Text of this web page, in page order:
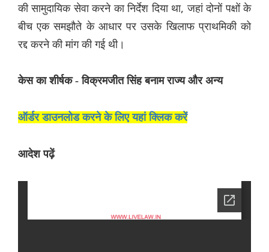
की सामुदायिक सेवा करने का निर्देश दिया था, जहां दोनों पक्षों के
बीच एक समझौते के आधार पर उसके खिलाफ प्राथमिकी को
रद्द करने की मांग की गई थी।
केस का शीर्षक - विक्रमजीत सिंह बनाम राज्य और अन्य
ऑर्डर डाउनलोड करने के लिए यहां क्लिक करें
आदेश पढ़ें